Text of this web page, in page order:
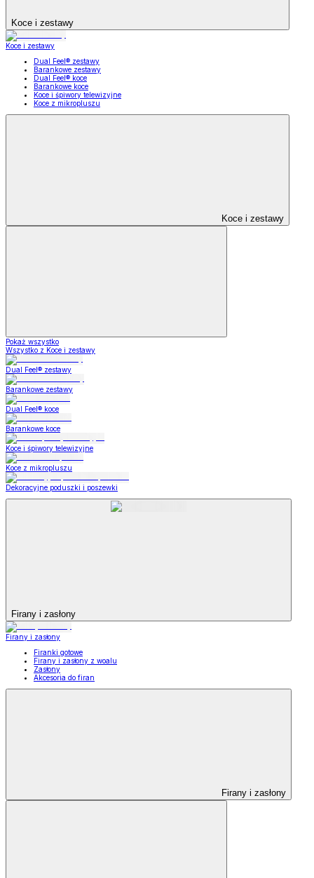
Koce i zestawy
Koce i zestawy
Dual Feel® zestawy
Barankowe zestawy
Dual Feel® koce
Barankowe koce
Koce i śpiwory telewizyjne
Koce z mikropluszu
Koce i zestawy
Pokaż wszystko
Wszystko z Koce i zestawy
Dual Feel® zestawy
Barankowe zestawy
Dual Feel® koce
Barankowe koce
Koce i śpiwory telewizyjne
Koce z mikropluszu
Dekoracyjne poduszki i poszewki
Firany i zasłony
Firany i zasłony
Firanki gotowe
Firany i zasłony z woalu
Zasłony
Akcesoria do firan
Firany i zasłony